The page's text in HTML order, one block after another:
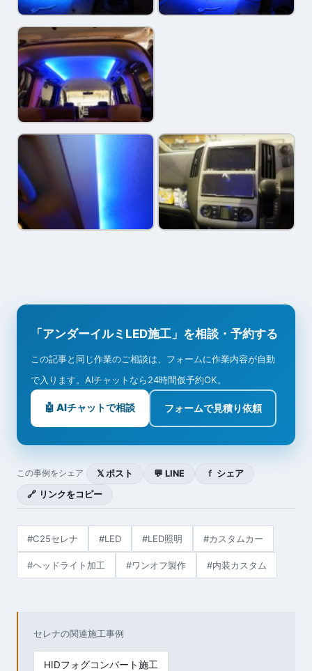
「アンダーイルミLED施工」を相談・予約する
この記事と同じ作業のご相談は、フォームに作業内容が自動
で入ります。AIチャットなら24時間仮予約OK。
🤖 AIチャットで相談 フォームで見積り依頼
この事例をシェア 𝕏 ポスト 💬 LINE
ｆ シェア
🔗 リンクをコピー
#C25セレナ #LED #LED照明 #カスタムカー
#ヘッドライト加工 #ワンオフ製作 #内装カスタム
セレナの関連施工事例
HIDフォグコンバート施工